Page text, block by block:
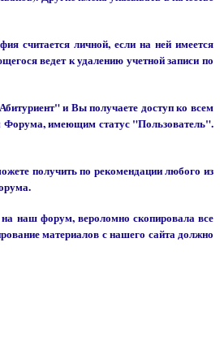
считается личной, если на ней имеется
ведет к удалению учетной записи по
и Вы получаете доступ ко всем
Форума, имеющим статус "Пользователь".
получить по рекомендации любого из
наш форум, вероломно скопировала все
материалов с нашего сайта должно